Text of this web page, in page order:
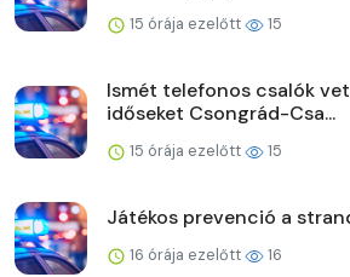
15 órája ezelőtt 15
Ismét telefonos csalók
időseket Csongrád-Csa...
15 órája ezelőtt 15
Játékos prevenció a
16 órája ezelőtt 16